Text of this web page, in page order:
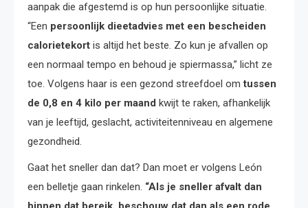
aanpak die afgestemd is op hun persoonlijke situatie.
“Een persoonlijk dieetadvies met een bescheiden
calorietekort is altijd het beste. Zo kun je afvallen op
een normaal tempo en behoud je spiermassa,” licht ze
toe. Volgens haar is een gezond streefdoel omtussen
de 0,8 en 4 kilo per maand kwijt te raken, afhankelijk
van je leeftijd, geslacht, activiteitenniveau en algemene
gezondheid.
Gaat het sneller dan dat? Dan moet er volgens León
een belletje gaan rinkelen. “Als je sneller afvalt dan